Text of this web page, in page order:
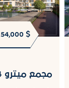
$
مجمع ميترو 24